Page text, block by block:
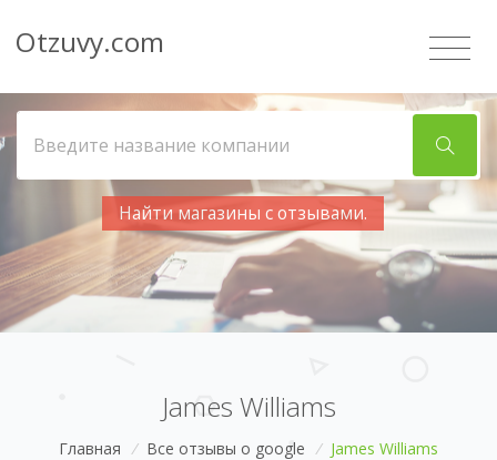
Otzuvy.com
Найти магазины с отзывами.
James Williams
Главная / Все отзывы о google / James Williams